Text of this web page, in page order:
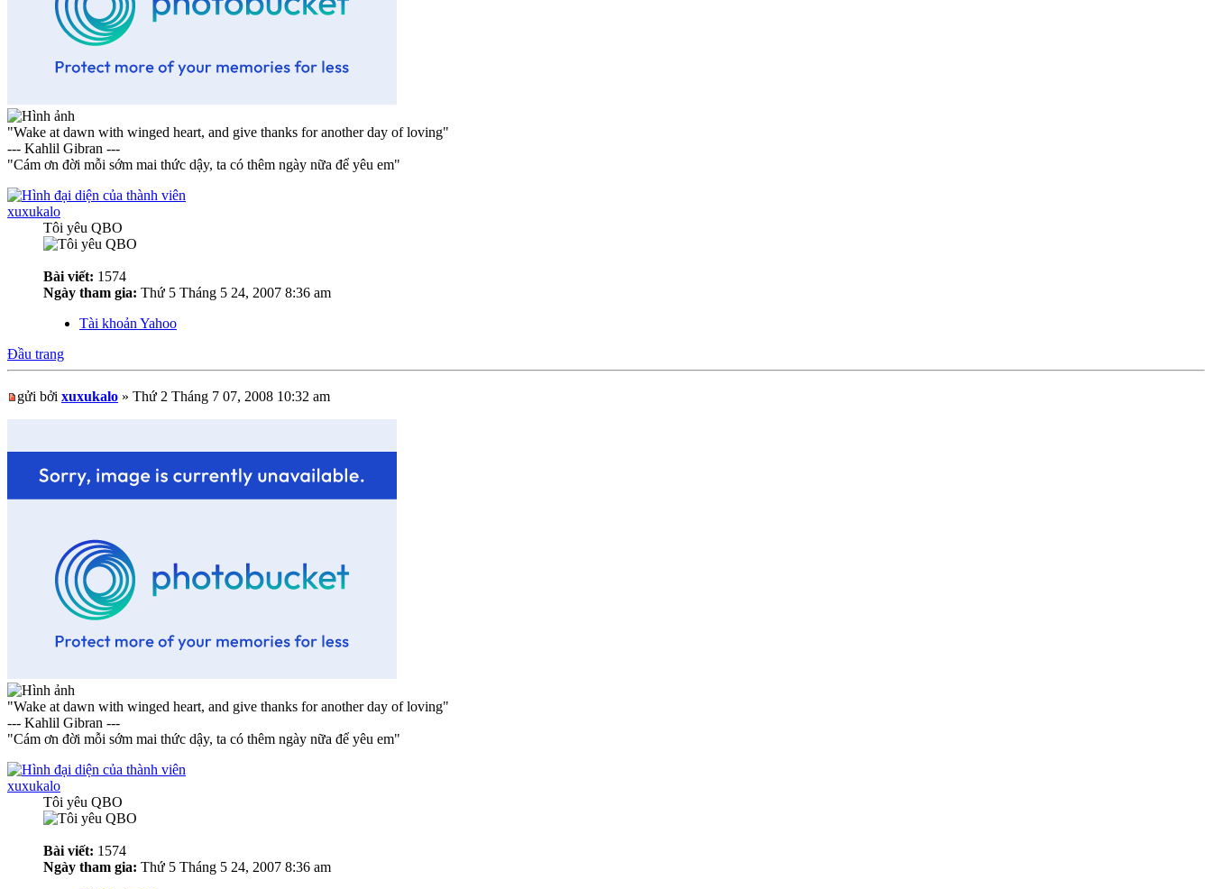
"Wake at dawn with winged heart, and give thanks for another day of loving"
--- Kahlil Gibran ---
"Cám ơn đời mỗi sớm mai thức dậy, ta có thêm ngày nữa để yêu em"
xuxukalo
Tôi yêu QBO
Bài viết: 1574
Ngày tham gia: Thứ 5 Tháng 5 24, 2007 8:36 am
Tài khoản Yahoo
Đầu trang
gửi bởi xuxukalo » Thứ 2 Tháng 7 07, 2008 10:32 am
"Wake at dawn with winged heart, and give thanks for another day of loving"
--- Kahlil Gibran ---
"Cám ơn đời mỗi sớm mai thức dậy, ta có thêm ngày nữa để yêu em"
xuxukalo
Tôi yêu QBO
Bài viết: 1574
Ngày tham gia: Thứ 5 Tháng 5 24, 2007 8:36 am